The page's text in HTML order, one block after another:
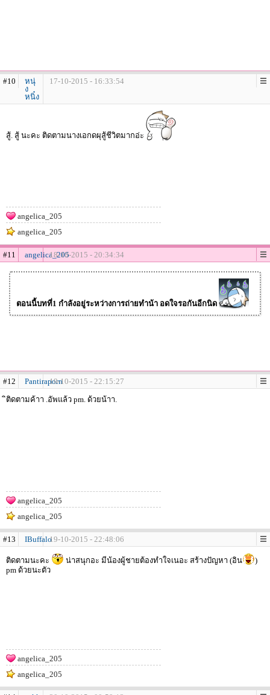
#10
หนุ่
ง
หนิ๋ง
17-10-2015 - 16:33:54
สู้. สู้ นะคะ ติดตามนางเอกดผุสู้ชีวิตมากอ่ะ
angelica_205
angelica_205
#11 angelica_20518-10-2015 - 20:34:34
ตอนนี้บทที่1 กำลังอยู่ระหว่างการถ่ายทำน้า อดใจรอกันอีกนิด
#12 Pantiraporn19-10-2015 - 22:15:27
ิติดตามค้าา .อัพแล้ว pm. ด้วยน้าา.
angelica_205
angelica_205
#13 IBuffalo19-10-2015 - 22:48:06
ติดตามนะคะ น่าสนุกอะ มีน้องผู้ชายต้องทำใจเนอะ สร้างปัญหา (อิน
)
pm ด้วยนะตัว
angelica_205
angelica_205